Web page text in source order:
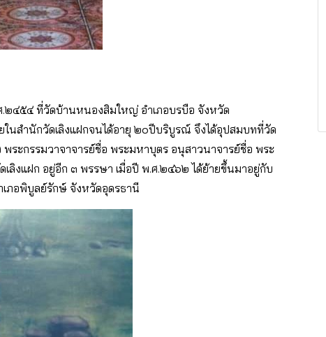
.๒๔๕๔ ที่วัดบ้านหนองสิมใหญ่ อําเภอบรบือ จังหวัด
นสํานักวัดเลิงแฝกจนได้อายุ ๒๐ปีบริบูรณ์ จึงได้อุปสมบทที่วัด
ะกรรมวาจาจารย์ชื่อ พระมหาบุตร อนุสาวนาจารย์ชื่อ พระ
ลิงแฝก อยู่อีก ๓ พรรษา เมื่อปี พ.ศ.๒๔๖๒ ได้ย้ายขึ้นมาอยู่กับ
ภอพิบูลย์รักษ์ จังหวัดอุดรธานี